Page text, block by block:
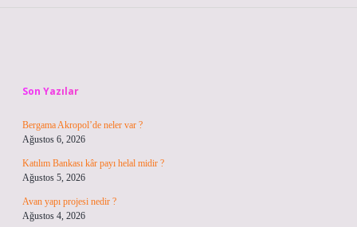
Son Yazılar
Bergama Akropol’de neler var ?
Ağustos 6, 2026
Katılım Bankası kâr payı helal midir ?
Ağustos 5, 2026
Avan yapı projesi nedir ?
Ağustos 4, 2026